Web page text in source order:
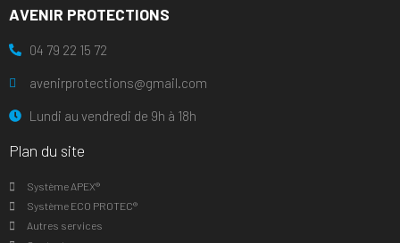
AVENIR PROTECTIONS
04 79 22 15 72
avenirprotections@gmail.com
Lundi au vendredi de 9h à 18h
Plan du site
Système APEX®
Système ECO PROTEC®
Autres services